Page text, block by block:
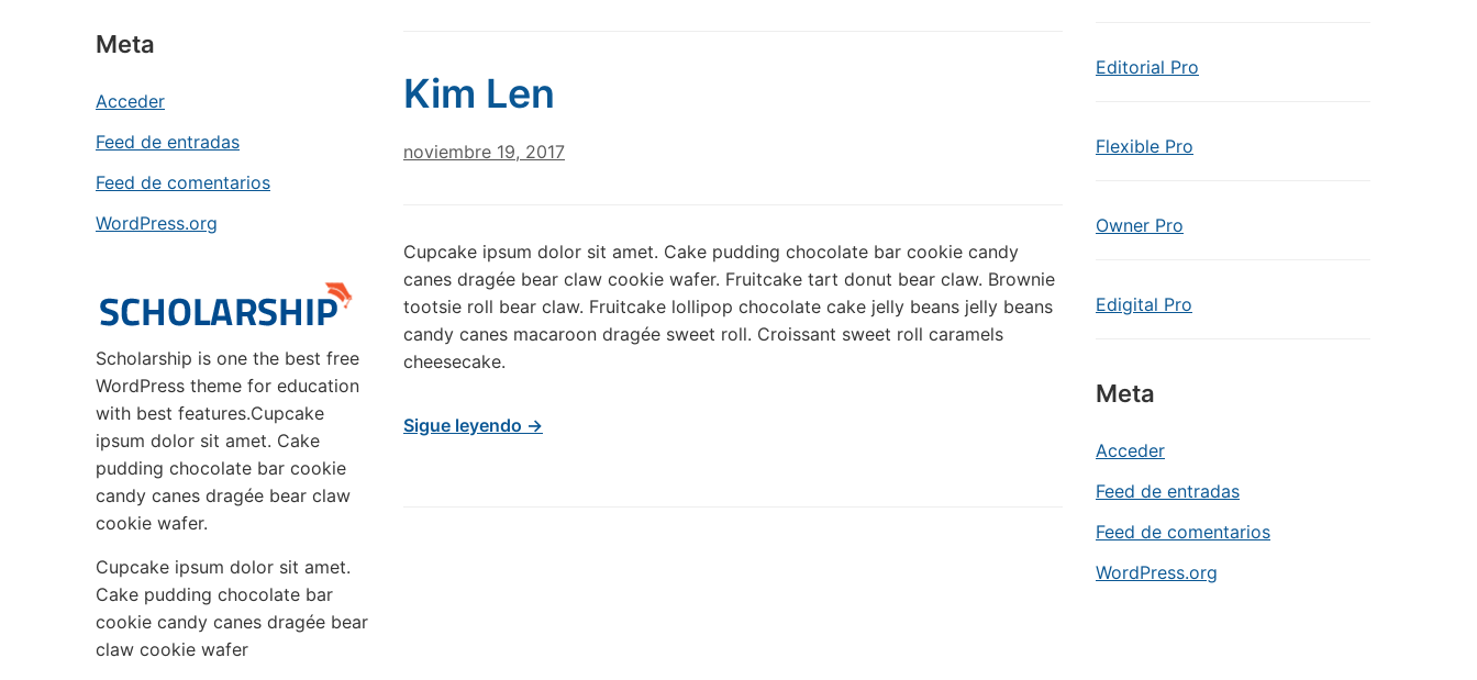
Meta
Acceder
Feed de entradas
Feed de comentarios
WordPress.org
Scholarship is one the best free
WordPress theme for education
with best features.Cupcake
ipsum dolor sit amet. Cake
pudding chocolate bar cookie
candy canes dragée bear claw
cookie wafer.
Cupcake ipsum dolor sit amet.
Cake pudding chocolate bar
cookie candy canes dragée bear
claw cookie wafer
Kim Len
noviembre 19, 2017
Cupcake ipsum dolor sit amet. Cake pudding chocolate bar cookie candy
canes dragée bear claw cookie wafer. Fruitcake tart donut bear claw. Brownie
tootsie roll bear claw. Fruitcake lollipop chocolate cake jelly beans jelly beans
candy canes macaroon dragée sweet roll. Croissant sweet roll caramels
cheesecake.
Sigue leyendo →
Editorial Pro
Flexible Pro
Owner Pro
Edigital Pro
Meta
Acceder
Feed de entradas
Feed de comentarios
WordPress.org